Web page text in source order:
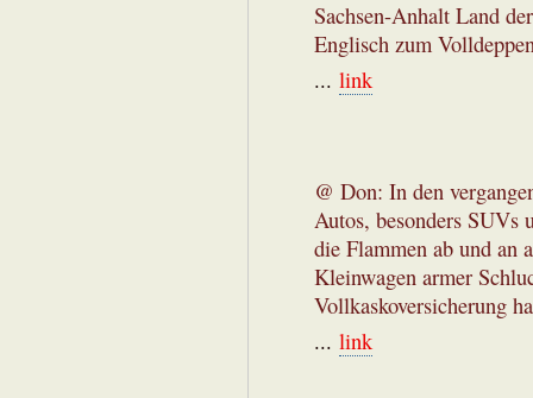
Sachsen-Anhalt Land
Englisch zum
... link
@ Don: In den
Autos, besonders SUVs
die Flammen ab und an
Kleinwagen armer
Vollkaskoversicherung
... link